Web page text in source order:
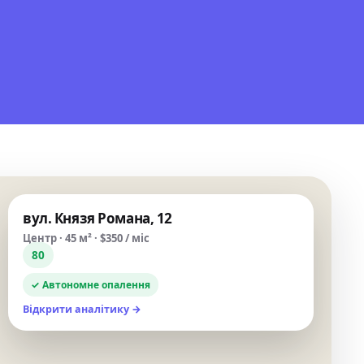
вул. Князя Романа, 12
Центр · 45 м² · $350 / міс
80
✓ Автономне опалення
Відкрити аналітику →